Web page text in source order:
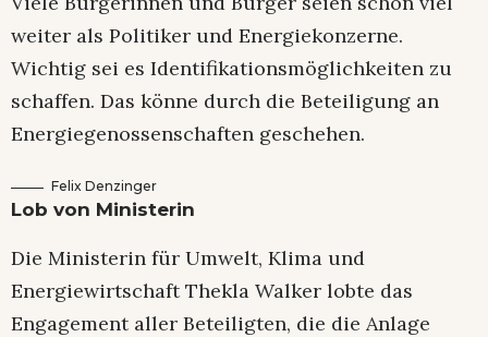
weiter als Politiker und Energiekonzerne.
Wichtig sei es Identifikationsmöglichkeiten zu
schaffen. Das könne durch die Beteiligung an
Energiegenossenschaften geschehen.
Felix Denzinger
Lob von Ministerin
Die Ministerin für Umwelt, Klima und
Energiewirtschaft Thekla Walker lobte das
Engagement aller Beteiligten, die die Anlage